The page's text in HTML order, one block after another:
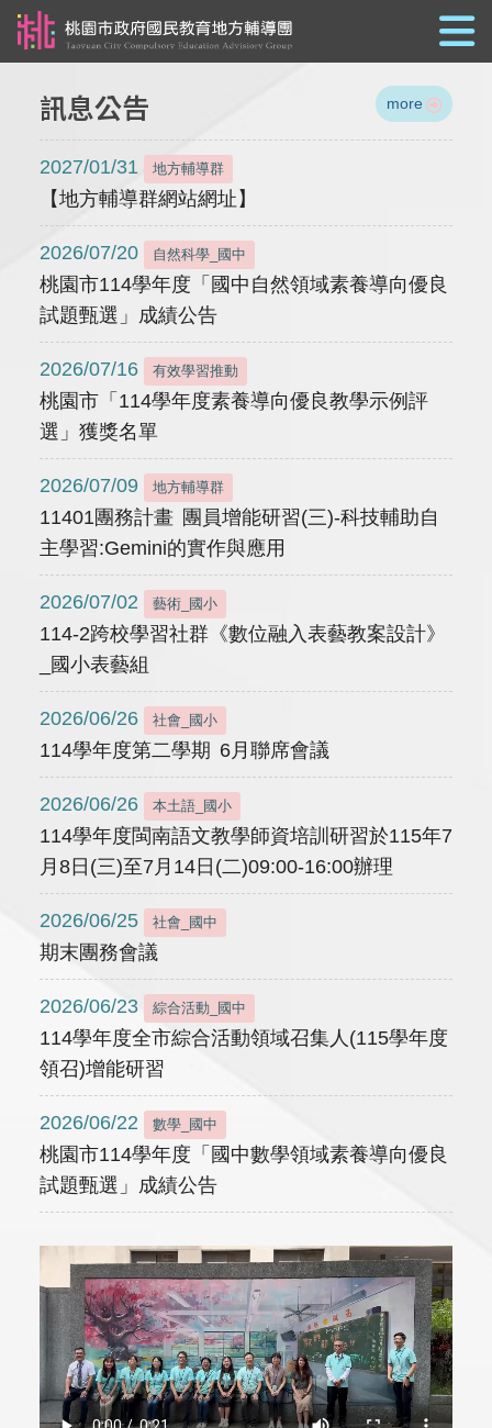
訊息公告 more
2027/01/31 地方輔導群
【地方輔導群網站網址】
2026/07/20 自然科學_國中
桃園市114學年度「國中自然領域素養導向優良
試題甄選」成績公告
2026/07/16 有效學習推動
桃園市「114學年度素養導向優良教學示例評
選」獲獎名單
2026/07/09 地方輔導群
11401團務計畫 團員增能研習(三)-科技輔助自
主學習:Gemini的實作與應用
2026/07/02 藝術_國小
114-2跨校學習社群《數位融入表藝教案設計》
_國小表藝組
2026/06/26 社會_國小
114學年度第二學期 6月聯席會議
2026/06/26 本土語_國小
114學年度閩南語文教學師資培訓研習於115年7
月8日(三)至7月14日(二)09:00-16:00辦理
2026/06/25 社會_國中
期末團務會議
2026/06/23 綜合活動_國中
114學年度全市綜合活動領域召集人(115學年度
領召)增能研習
2026/06/22 數學_國中
桃園市114學年度「國中數學領域素養導向優良
試題甄選」成績公告